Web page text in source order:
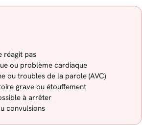
réagit pas
ou problème cardiaque
ou troubles de la parole (AVC)
grave ou étouffement
à arrêter
convulsions